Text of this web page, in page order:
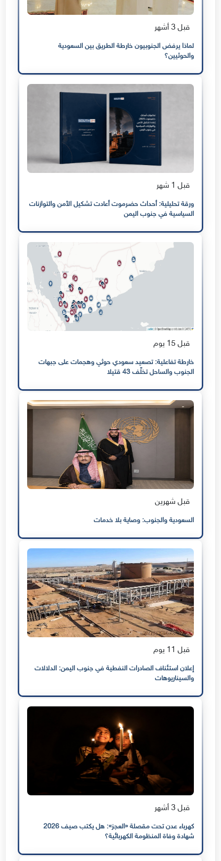
قبل 3 أشهر
لماذا يرفض الجنوبيون خارطة الطريق بين السعودية
والحوثيين؟
قبل 1 شهر
ورقة تحليلية: أحداث حضرموت أعادت تشكيل الأمن والتوازنات
السياسية في جنوب اليمن
قبل 15 يوم
خارطة تفاعلية: تصعيد سعودي حوثي وهجمات على جبهات
الجنوب والساحل تخلّف 43 قتيلا
قبل شهرين
السعودية والجنوب: وصاية بلا خدمات
قبل 11 يوم
إعلان استئناف الصادرات النفطية في جنوب اليمن: الدلالات
والسيناريوهات
قبل 3 أشهر
كهرباء عدن تحت مقصلة «العجز»: هل يكتب صيف 2026
شهادة وفاة المنظومة الكهربائية؟